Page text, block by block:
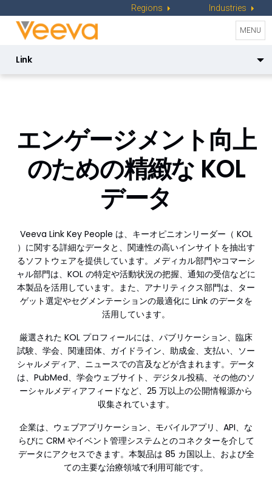
Regions Industries
Toggle
MENU
Link
エンゲージメント向上
のための精緻な KOL
データ
Veeva Link Key People は、キーオピニオンリーダー（ KOL
）に関する詳細なデータと、関連性の高いインサイトを抽出す
るソフトウェアを提供しています。メディカル部門やコマーシ
ャル部門は、KOL の特定や活動状況の把握、通知の受信などに
本製品を活用しています。また、アナリティクス部門は、ター
ゲット選定やセグメンテーションの最適化に Link のデータを
活用しています。
厳選された KOL プロフィールには、パブリケーション、臨床
試験、学会、関連団体、ガイドライン、助成金、支払い、ソー
シャルメディア、ニュースでの言及などが含まれます。データ
は、PubMed、学会ウェブサイト、デジタル投稿、その他のソ
ーシャルメディアフィードなど、25 万以上の公開情報源から
収集されています。
企業は、ウェブアプリケーション、モバイルアプリ、API、な
らびに CRM やイベント管理システムとのコネクターを介して
データにアクセスできます。本製品は 85 カ国以上、および全
ての主要な治療領域で利用可能です。